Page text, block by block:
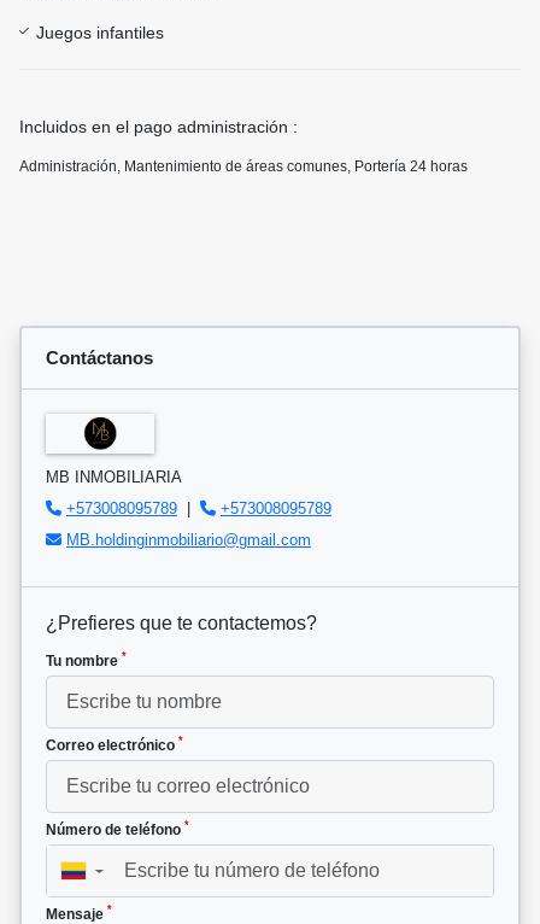
Juegos infantiles
Incluidos en el pago administración :
Administración, Mantenimiento de áreas comunes, Portería 24 horas
Contáctanos
MB INMOBILIARIA
+573008095789 |
+573008095789
MB.holdinginmobiliario@gmail.com
¿Prefieres que te contactemos?
Tu nombre *
Correo electrónico *
Número de teléfono *
▼
Mensaje *